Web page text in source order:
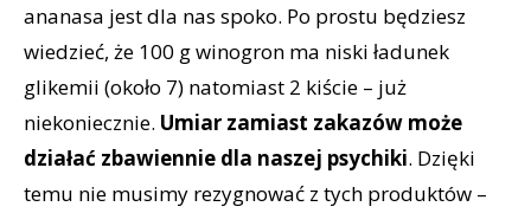
ananasa jest dla nas spoko. Po prostu będziesz
wiedzieć, że 100 g winogron ma niski ładunek
glikemii (około 7) natomiast 2 kiście – już
niekoniecznie. Umiar zamiast zakazów może
działać zbawiennie dla naszej psychiki. Dzięki
temu nie musimy rezygnować z tych produktów –